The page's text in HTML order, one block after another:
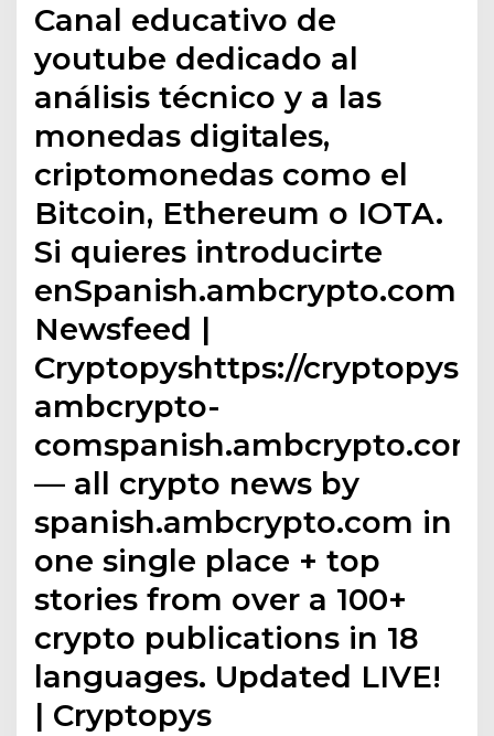
Canal educativo de
youtube dedicado al
análisis técnico y a las
monedas digitales,
criptomonedas como el
Bitcoin, Ethereum o IOTA.
Si quieres introducirte
enSpanish.ambcrypto.com
Newsfeed |
Cryptopyshttps://
ambcrypto-
comspanish.ambcrypto.com
— all crypto news by
spanish.ambcrypto.com in
one single place + top
stories from over a 100+
crypto publications in 18
languages. Updated LIVE!
| Cryptopys